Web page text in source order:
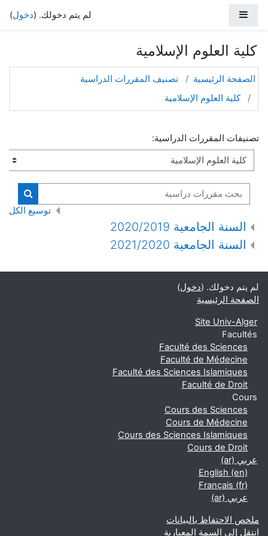
لم يتم دخولك. (دخول)
كلية العلوم الإسلامية
الصفحة الرئيسية
تصنيف المقررات الدراسية
كلية العلوم الإسلامية
تصنيفات المقررات الدراسية:
بحث مقررات دراسية
بحث
توسيع الكل
السنة الجامعية 2020/2019
السنة الجامعية 2021/2020
لم يتم دخولك. (دخول)
الصفحة الرئيسية
Site Univ-Alger
Facultés
Faculté des Sciences
Faculté de Médecine
Faculté des Sciences Islamiques
Faculté de Droit
Cours
Cours des Sciences
Cours de Médecine
Cours des Sciences Islamiques
Cours de Droit
عربي ‎(ar)‎
English ‎(en)‎
Français ‎(fr)‎
عربي ‎(ar)‎
ملخص الاحتفاظ بالبيانات
انتقل إلى السمة المعيارية